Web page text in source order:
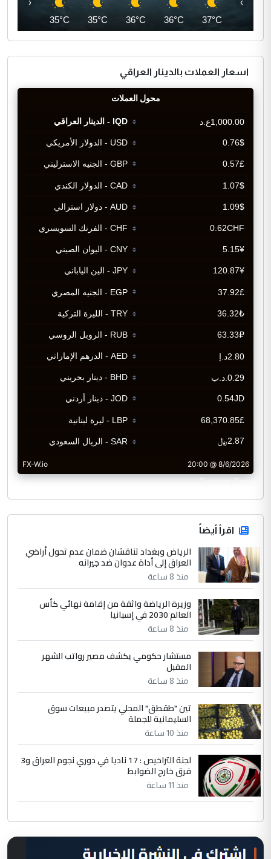
37°C
36°C
36°C
35°C
35°C
اسعار العملات بالدينار العراقي
CurrencyRate
اقرأ أيضاً
الرياض وبغداد تناقشان ضمان عدم تحول أراضي
العراق إلى أداة عدوان ضد جيرانه
منذ 8 ساعة
وزيرة الرياضة واثقة من إقامة نهائي كأس
العالم 2030 في إسبانيا
منذ 8 ساعة
مستشار حكومي يكشف مصير رواتب الشهر
المقبل
منذ 8 ساعة
تين "طقطق" المحلي يتصدر مبيعات سوق
السليمانية للجملة
منذ 10 ساعة
لجنة التراخيص : 17 ناديا في دوري نجوم العراق و3
فرق خارج الضوابط
منذ 11 ساعة